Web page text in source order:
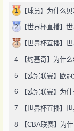
1 【球员】为什么
2 【世界杯直播】
3 【世界杯直播】
4 【约基奇】为什
5 【欧冠联赛】欧
6 【欧冠联赛】为
7 【世界杯直播】
8 【CBA联赛】为